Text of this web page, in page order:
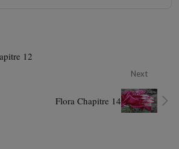
12
Next
Flora Chapitre 14